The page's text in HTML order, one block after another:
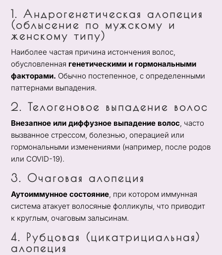
1. Андрогенетическая алопеция
(облысение по мужскому и
женскому типу)
Наиболее частая причина истончения волос,
обусловленная генетическими и гормональными
факторами. Обычно постепенное, с определенными
паттернами выпадения.
2. Телогеновое выпадение волос
Внезапное или диффузное выпадение волос, часто
вызванное стрессом, болезнью, операцией или
гормональными изменениями (например, после родов
или COVID-19).
3. Очаговая алопеция
Аутоиммунное состояние, при котором иммунная
система атакует волосяные фолликулы, что приводит
к круглым, очаговым залысинам.
4. Рубцовая (цикатрициальная)
алопеция